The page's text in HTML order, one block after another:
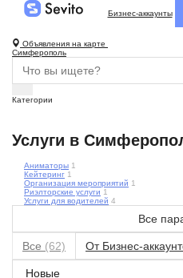
Бизнес-аккаунты
Объявления на карте
Симферополь
Категории
Услуги в
Аниматоры 1
Кейтеринг 1
Организация мероприятий 1
Риэлторские услуги 1
Услуги для водителей 4
Все
Все (62) От Бизнес-